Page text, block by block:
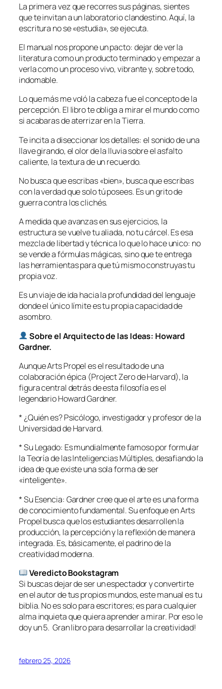
La primera vez que recorres sus páginas, sientes
que te invitan a un laboratorio clandestino. Aquí, la
escritura no se «estudia», se ejecuta.
El manual nos propone un pacto: dejar de ver la
literatura como un producto terminado y empezar a
verla como un proceso vivo, vibrante y, sobre todo,
indomable.
Lo que más me voló la cabeza fue el concepto de la
percepción. El libro te obliga a mirar el mundo como
si acabaras de aterrizar en la Tierra.
Te incita a diseccionar los detalles: el sonido de una
llave girando, el olor de la lluvia sobre el asfalto
caliente, la textura de un recuerdo.
No busca que escribas «bien», busca que escribas
con la verdad que solo tú posees. Es un grito de
guerra contra los clichés.
A medida que avanzas en sus ejercicios, la
estructura se vuelve tu aliada, no tu cárcel. Es esa
mezcla de libertad y técnica lo que lo hace unico: no
se vende a fórmulas mágicas, sino que te entrega
las herramientas para que tú mismo construyas tu
propia voz.
Es un viaje de ida hacia la profundidad del lenguaje
donde el único límite es tu propia capacidad de
asombro.
Sobre el Arquitecto de las Ideas: Howard
Gardner.
Aunque Arts Propel es el resultado de una
colaboración épica (Project Zero de Harvard), la
figura central detrás de esta filosofía es el
legendario Howard Gardner.
* ¿Quién es? Psicólogo, investigador y profesor de la
Universidad de Harvard.
* Su Legado: Es mundialmente famoso por formular
la Teoría de las Inteligencias Múltiples, desafiando la
idea de que existe una sola forma de ser
«inteligente».
* Su Esencia: Gardner cree que el arte es una forma
de conocimiento fundamental. Su enfoque en Arts
Propel busca que los estudiantes desarrollen la
producción, la percepción y la reflexión de manera
integrada. Es, básicamente, el padrino de la
creatividad moderna.
Veredicto Bookstagram
Si buscas dejar de ser un espectador y convertirte
en el autor de tus propios mundos, este manual es tu
biblia. No es solo para escritores; es para cualquier
alma inquieta que quiera aprender a mirar. Por eso le
doy un 5. Gran libro para desarrollar la creatividad!
febrero 25, 2026